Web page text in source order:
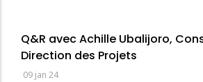
Q&R avec Achille Ubalijoro,
Direction des Projets
09 jan 24